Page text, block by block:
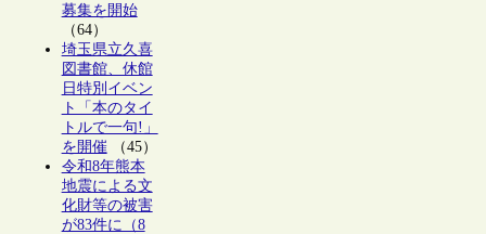
募集を開始
（64）
埼玉県立久喜
図書館、休館
日特別イベン
ト「本のタイ
トルで一句!」
を開催（45）
令和8年熊本
地震による文
化財等の被害
が83件に（8